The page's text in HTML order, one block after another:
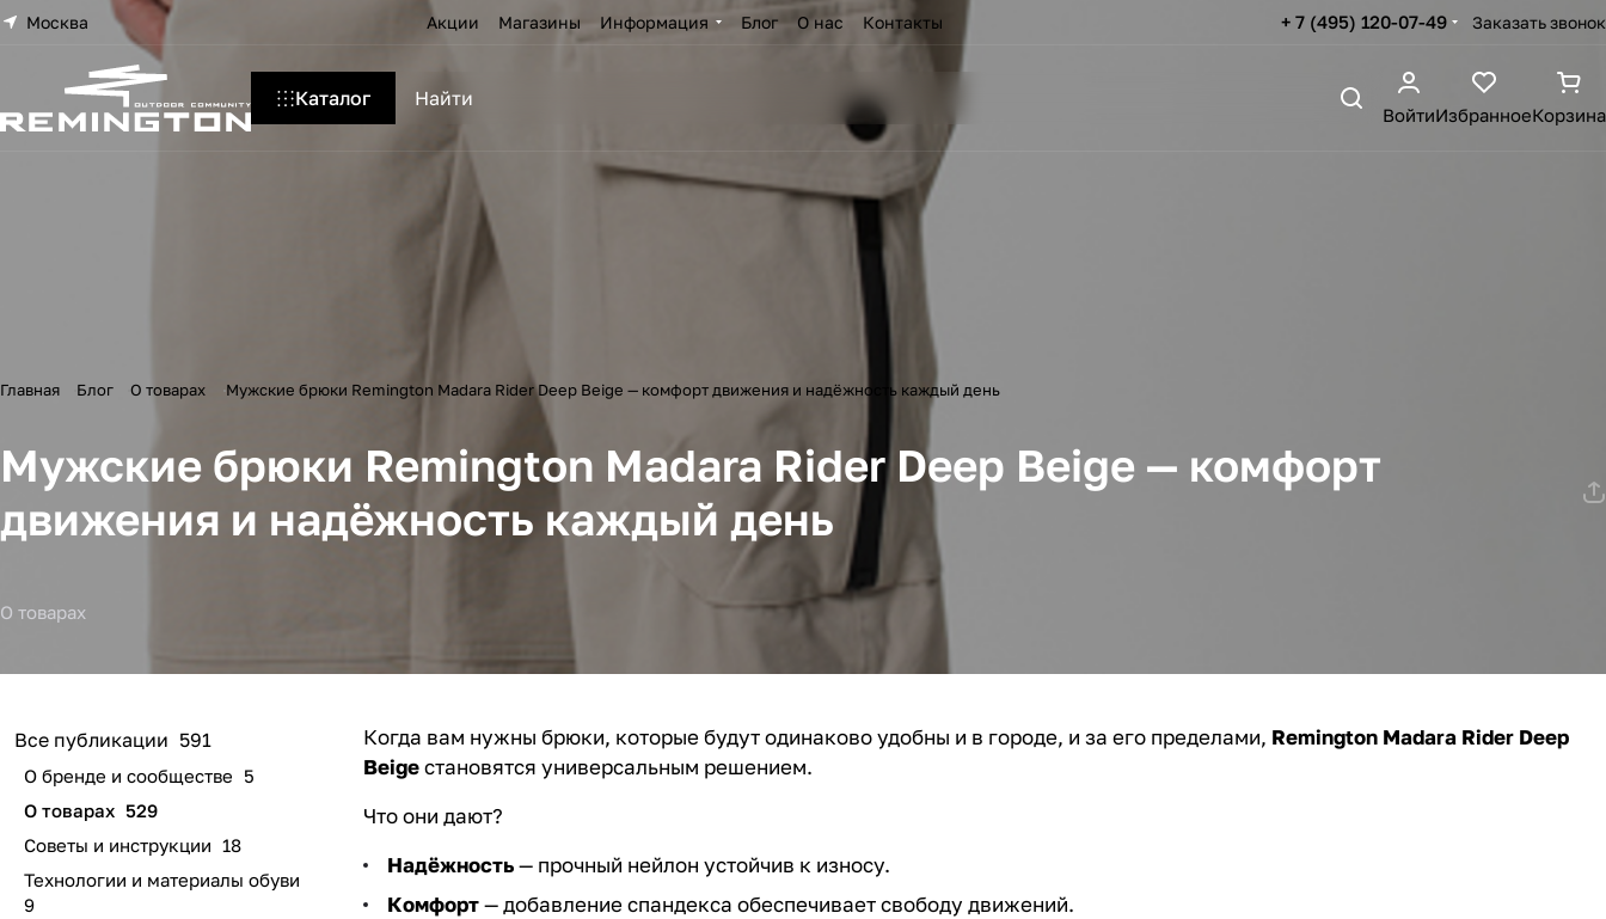
Москва Акции Магазины Информация Блог О нас Контакты + 7 (495) 120-07-49 Заказать звонок
Каталог
ВойтиИзбранноеКорзина
Главная Блог О товарах Мужские брюки Remington Madara Rider Deep Beige — комфорт движения и надёжность каждый день
Мужские брюки Remington Madara Rider Deep Beige — комфорт
движения и надёжность каждый день
О товарах
Когда вам нужны брюки, которые будут одинаково удобны и в городе, и за его пределами, Remington Madara Rider Deep
Beigeстановятся универсальным решением.
Что они дают?
Надёжность— прочный нейлон устойчив к износу.
Комфорт— добавление спандекса обеспечивает свободу движений.
Все публикации 591
О бренде и сообществе
5
О товарах 529
Советы и инструкции 18
Технологии и материалы обуви
9